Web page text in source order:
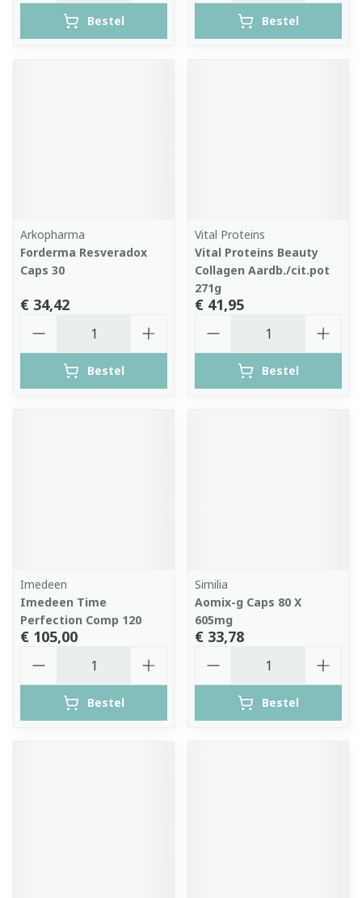
Bestel Bestel
Arkopharma
Forderma Resveradox
Caps 30
€ 34,42
Bestel
Vital Proteins
Vital Proteins Beauty
Collagen Aardb./cit.pot
271g
€ 41,95
Bestel
Imedeen
Imedeen Time
Perfection Comp 120
€ 105,00
Bestel
Similia
Aomix-g Caps 80 X
605mg
€ 33,78
Bestel